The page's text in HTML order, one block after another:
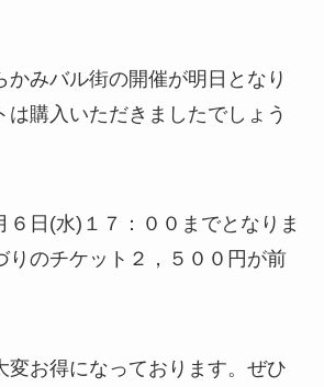
かみバル街の開催が明日となり
は購入いただきましたでしょう
６日(水)１７：００までとなりま
りのチケット２，５００円が前
変お得になっております。ぜひ